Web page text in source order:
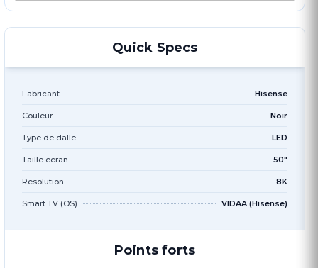
Quick Specs
Fabricant Hisense
Couleur Noir
Type de dalle LED
Taille ecran 50"
Resolution 8K
Smart TV (OS) VIDAA (Hisense)
Points forts